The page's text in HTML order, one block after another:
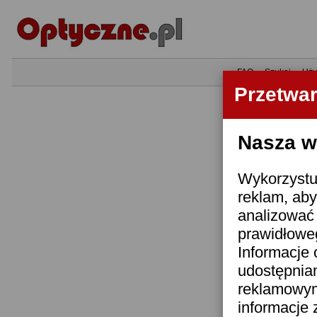
Nasza
reklam,
Informacje
informacje
•FAQ•Szukaj•